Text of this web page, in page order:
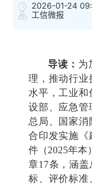
2026-01-24
工信微报
导读： 为
理，推动行业
水平，工业和
设部、应急管
总局、国家消
合印发实施《
件（2025年本
章17条，涵
标、评价标准